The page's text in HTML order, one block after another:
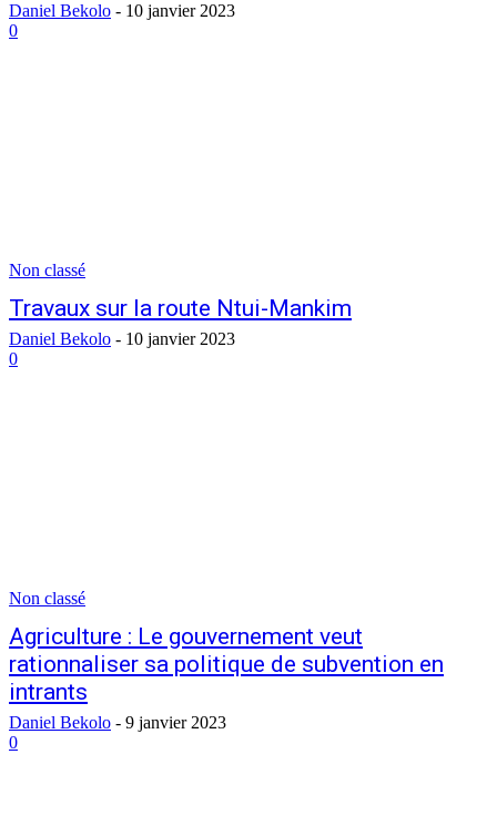
Daniel Bekolo - 10 janvier 2023
0
Non classé
Travaux sur la route Ntui-Mankim
Daniel Bekolo - 10 janvier 2023
0
Non classé
Agriculture : Le gouvernement veut
rationnaliser sa politique de subvention en
intrants
Daniel Bekolo - 9 janvier 2023
0